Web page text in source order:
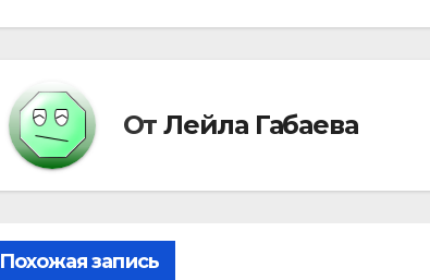
записям
От Лейла Габаева
Похожая запись